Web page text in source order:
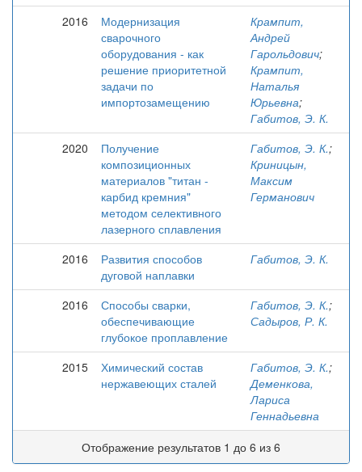
2016
Модернизация
сварочного
оборудования - как
решение приоритетной
задачи по
импортозамещению
Крампит,
Андрей
Гарольдович;
Крампит,
Наталья
Юрьевна;
Габитов, Э. К.
2020
Получение
композиционных
материалов "титан -
карбид кремния"
методом селективного
лазерного сплавления
Габитов, Э. К.;
Криницын,
Максим
Германович
2016
Развития способов
дуговой наплавки
Габитов, Э. К.
2016
Способы сварки,
обеспечивающие
глубокое проплавление
Габитов, Э. К.;
Садыров, Р. К.
2015
Химический состав
нержавеющих сталей
Габитов, Э. К.;
Деменкова,
Лариса
Геннадьевна
Отображение результатов 1 до 6 из 6